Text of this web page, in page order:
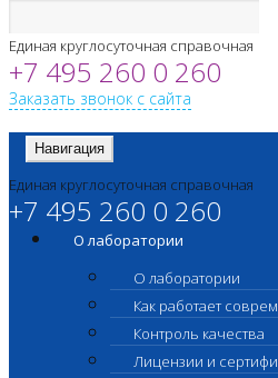
Единая круглосуточная справочная
+7 495 260 0 260
Заказать звонок с сайта
Навигация
Единая круглосуточная справочная
+7 495 260 0 260
О лаборатории
О лаборатории
Как работает
Контроль качества
Лицензии и